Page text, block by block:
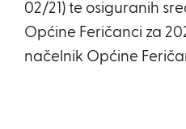
02/21) te osiguranih
Općine Feričanci za
načelnik Općine